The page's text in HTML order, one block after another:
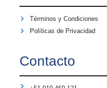
Términos y Condiciones
Políticas de Privacidad
Contacto